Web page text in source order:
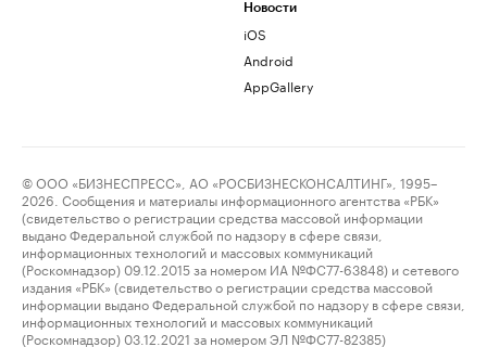
Новости
iOS
Android
AppGallery
© ООО «БИЗНЕСПРЕСС», АО «РОСБИЗНЕСКОНСАЛТИНГ», 1995–
2026. Сообщения и материалы информационного агентства «РБК»
(свидетельство о регистрации средства массовой информации
выдано Федеральной службой по надзору в сфере связи,
информационных технологий и массовых коммуникаций
(Роскомнадзор) 09.12.2015 за номером ИА №ФС77-63848) и сетевого
издания «РБК» (свидетельство о регистрации средства массовой
информации выдано Федеральной службой по надзору в сфере связи,
информационных технологий и массовых коммуникаций
(Роскомнадзор) 03.12.2021 за номером ЭЛ №ФС77-82385)